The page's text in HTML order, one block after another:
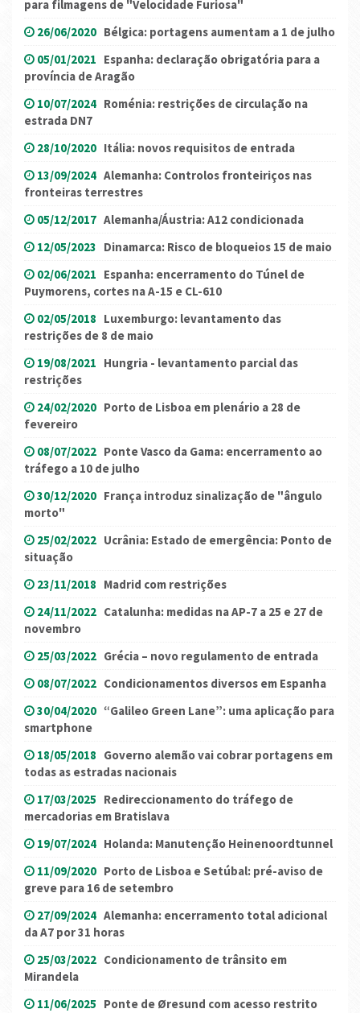
para filmagens de "Velocidade Furiosa"
26/06/2020 Bélgica: portagens aumentam a 1 de julho
05/01/2021 Espanha: declaração obrigatória para a
província de Aragão
10/07/2024 Roménia: restrições de circulação na
estrada DN7
28/10/2020 Itália: novos requisitos de entrada
13/09/2024 Alemanha: Controlos fronteiriços nas
fronteiras terrestres
05/12/2017 Alemanha/Áustria: A12 condicionada
12/05/2023 Dinamarca: Risco de bloqueios 15 de maio
02/06/2021 Espanha: encerramento do Túnel de
Puymorens, cortes na A-15 e CL-610
02/05/2018 Luxemburgo: levantamento das
restrições de 8 de maio
19/08/2021 Hungria - levantamento parcial das
restrições
24/02/2020 Porto de Lisboa em plenário a 28 de
fevereiro
08/07/2022 Ponte Vasco da Gama: encerramento ao
tráfego a 10 de julho
30/12/2020 França introduz sinalização de "ângulo
morto"
25/02/2022 Ucrânia: Estado de emergência: Ponto de
situação
23/11/2018 Madrid com restrições
24/11/2022 Catalunha: medidas na AP-7 a 25 e 27 de
novembro
25/03/2022 Grécia – novo regulamento de entrada
08/07/2022 Condicionamentos diversos em Espanha
30/04/2020 “Galileo Green Lane”: uma aplicação para
smartphone
18/05/2018 Governo alemão vai cobrar portagens em
todas as estradas nacionais
17/03/2025 Redireccionamento do tráfego de
mercadorias em Bratislava
19/07/2024 Holanda: Manutenção Heinenoordtunnel
11/09/2020 Porto de Lisboa e Setúbal: pré-aviso de
greve para 16 de setembro
27/09/2024 Alemanha: encerramento total adicional
da A7 por 31 horas
25/03/2022 Condicionamento de trânsito em
Mirandela
11/06/2025 Ponte de Øresund com acesso restrito